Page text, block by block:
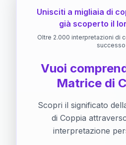
Unisciti a migliaia di
già scoperto il
Oltre 2.000 interpretazioni di
successo
Vuoi
Matrice di
Scopri il significato
di Coppia
interpretazione